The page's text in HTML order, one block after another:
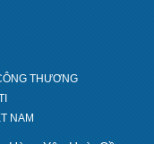
THƯƠNG
NAM